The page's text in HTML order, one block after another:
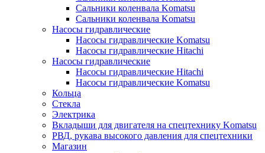
Сальники коленвала Komatsu
Сальники коленвала Komatsu
Насосы гидравлические
Насосы гидравлические Komatsu
Насосы гидравлические Hitachi
Насосы гидравлические
Насосы гидравлические Hitachi
Насосы гидравлические Komatsu
Кольца
Стекла
Электрика
Вкладыши для двигателя на спецтехнику Komatsu
РВД, рукава высокого давления для спецтехники
Магазин